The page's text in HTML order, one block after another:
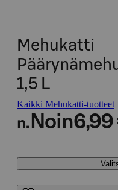
Mehukatti
1,5 L
Kaikki Mehukatti-tuotteet
n. Noin6,99